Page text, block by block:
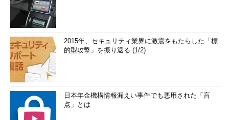
2015年、セキュリティ業界に激震をもたらした「標
的型攻撃」を振り返る (1/2)
日本年金機構情報漏えい事件でも悪用された「盲
点」とは